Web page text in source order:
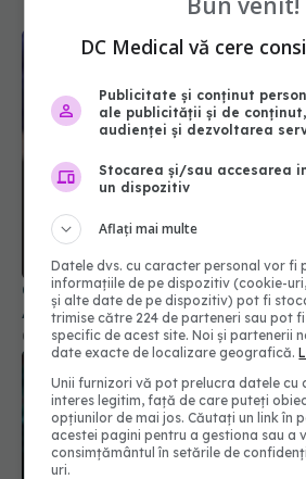
COVID, asociat cu o boală
Apare la peste un an de la
05 mar 2024, 08:46
DC Medical vă cere
Publicitate și conținut
ale publicității și de
audienței și dezvoltarea
Stocarea și/sau accesarea
un dispozitiv
Aflați mai multe
Datele dvs. cu caracter personal vor fi
informațiile de pe dispozitiv (cookie-
și alte date de pe dispozitiv) pot fi
trimise către 224 de parteneri sau pot
specific de acest site. Noi și partenerii
date exacte de localizare geografică.
Unii furnizori vă pot prelucra datele cu
interes legitim, față de care puteți
opțiunilor de mai jos. Căutați un link în
acestei pagini pentru a gestiona sau a
consimțământul în setările de
uri.